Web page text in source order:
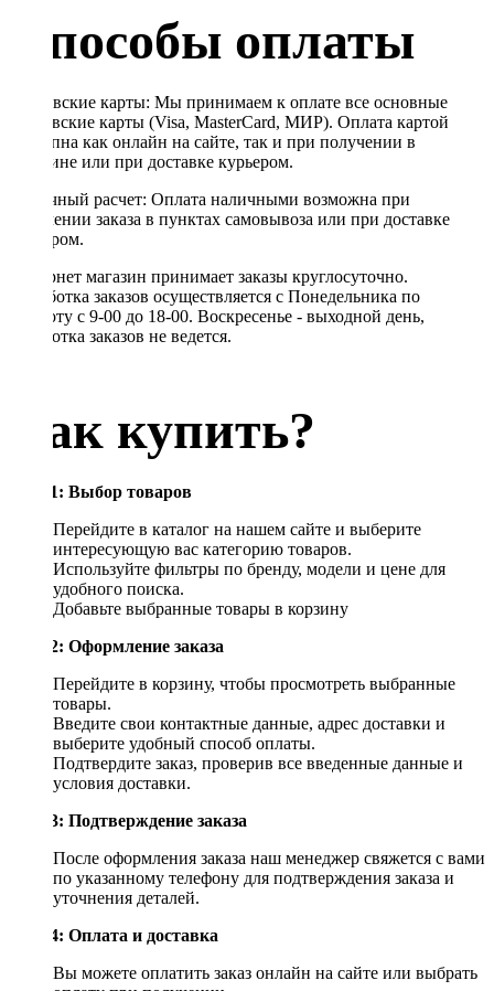
Способы оплаты
Банковские карты: Мы принимаем к оплате все основные
банковские карты (Visa, MasterCard, МИР). Оплата картой
доступна как онлайн на сайте, так и при получении в
магазине или при доставке курьером.
Наличный расчет: Оплата наличными возможна при
получении заказа в пунктах самовывоза или при доставке
курьером.
Интернет магазин принимает заказы круглосуточно.
Обработка заказов осуществляется с Понедельника по
Субботу с 9-00 до 18-00. Воскресенье - выходной день,
обработка заказов не ведется.
Как купить?
Шаг 1: Выбор товаров
Перейдите в каталог на нашем сайте и выберите
интересующую вас категорию товаров.
Используйте фильтры по бренду, модели и цене для
удобного поиска.
Добавьте выбранные товары в корзину
Шаг 2: Оформление заказа
Перейдите в корзину, чтобы просмотреть выбранные
товары.
Введите свои контактные данные, адрес доставки и
выберите удобный способ оплаты.
Подтвердите заказ, проверив все введенные данные и
условия доставки.
Шаг 3: Подтверждение заказа
После оформления заказа наш менеджер свяжется с вами
по указанному телефону для подтверждения заказа и
уточнения деталей.
Шаг 4: Оплата и доставка
Вы можете оплатить заказ онлайн на сайте или выбрать